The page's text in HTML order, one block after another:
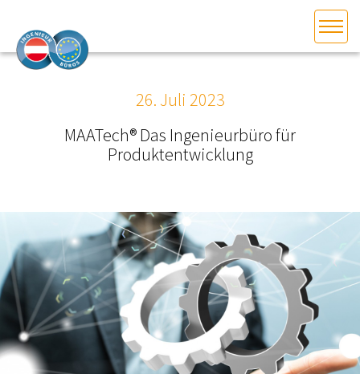
DAS INGENIEURBÜRO
INTERESSEN­VERTRETUNG
MITGLIEDER­VERZEICHNIS
SERVICE
KONTAKT
26. Juli 2023
MAATech® Das Ingenieurbüro für
Produktentwicklung